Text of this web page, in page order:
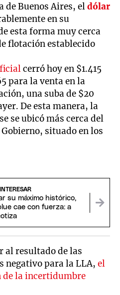
de Buenos Aires, eldólar
en su
esta forma muy cerca
flotación establecido
cerró hoy en $1.415
para la venta en la
una suba de $20
De esta manera, la
se ubicó más cerca del
situado en los
su máximo histórico,
cae con fuerza: a
al resultado de las
negativo para la LLA,el
de la incertidumbre